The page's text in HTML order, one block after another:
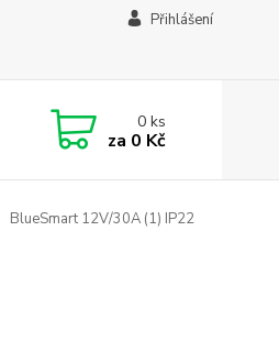
Přihlášení
0ks
za 0 Kč
BlueSmart 12V/30A (1) IP22